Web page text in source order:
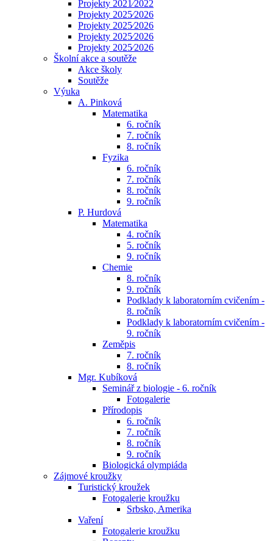
Projekty 2021⁄2022
Projekty 2025⁄2026
Projekty 2025⁄2026
Projekty 2025⁄2026
Projekty 2025⁄2026
Školní akce a soutěže
Akce školy
Soutěže
Výuka
A. Pinková
Matematika
6. ročník
7. ročník
8. ročník
Fyzika
6. ročník
7. ročník
8. ročník
9. ročník
P. Hurdová
Matematika
4. ročník
5. ročník
9. ročník
Chemie
8. ročník
9. ročník
Podklady k laboratorním cvičením -
8. ročník
Podklady k laboratorním cvičením -
9. ročník
Zeměpis
7. ročník
8. ročník
Mgr. Kubíková
Seminář z biologie - 6. ročník
Fotogalerie
Přírodopis
6. ročník
7. ročník
8. ročník
9. ročník
Biologická olympiáda
Zájmové kroužky
Turistický kroužek
Fotogalerie kroužku
Srbsko, Amerika
Vaření
Fotogalerie kroužku